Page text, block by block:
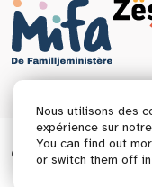
© 2026 Tous
Nous utilisons des
expérience sur
You can find out
or switch them off in